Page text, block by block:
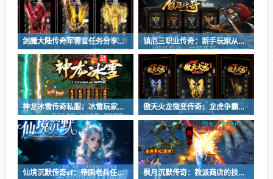
剑魔大陆传奇军需官任务分享：双倍奖励时段与押镖劫镖应对技巧​ 镇厄三职业传奇：新手玩家从矿区萌新到称号达人
神龙冰雪传奇私服：冰雪玩家必看，副本通关的三个最强诀窍 傲天火龙微变传奇：龙虎争霸活动的神秘人指的是什么？
仙境沉默传奇sf：帝国老兵任务的具体要求是什么？ 枫月沉默传奇：教派商店的技能转修丹有什么用？